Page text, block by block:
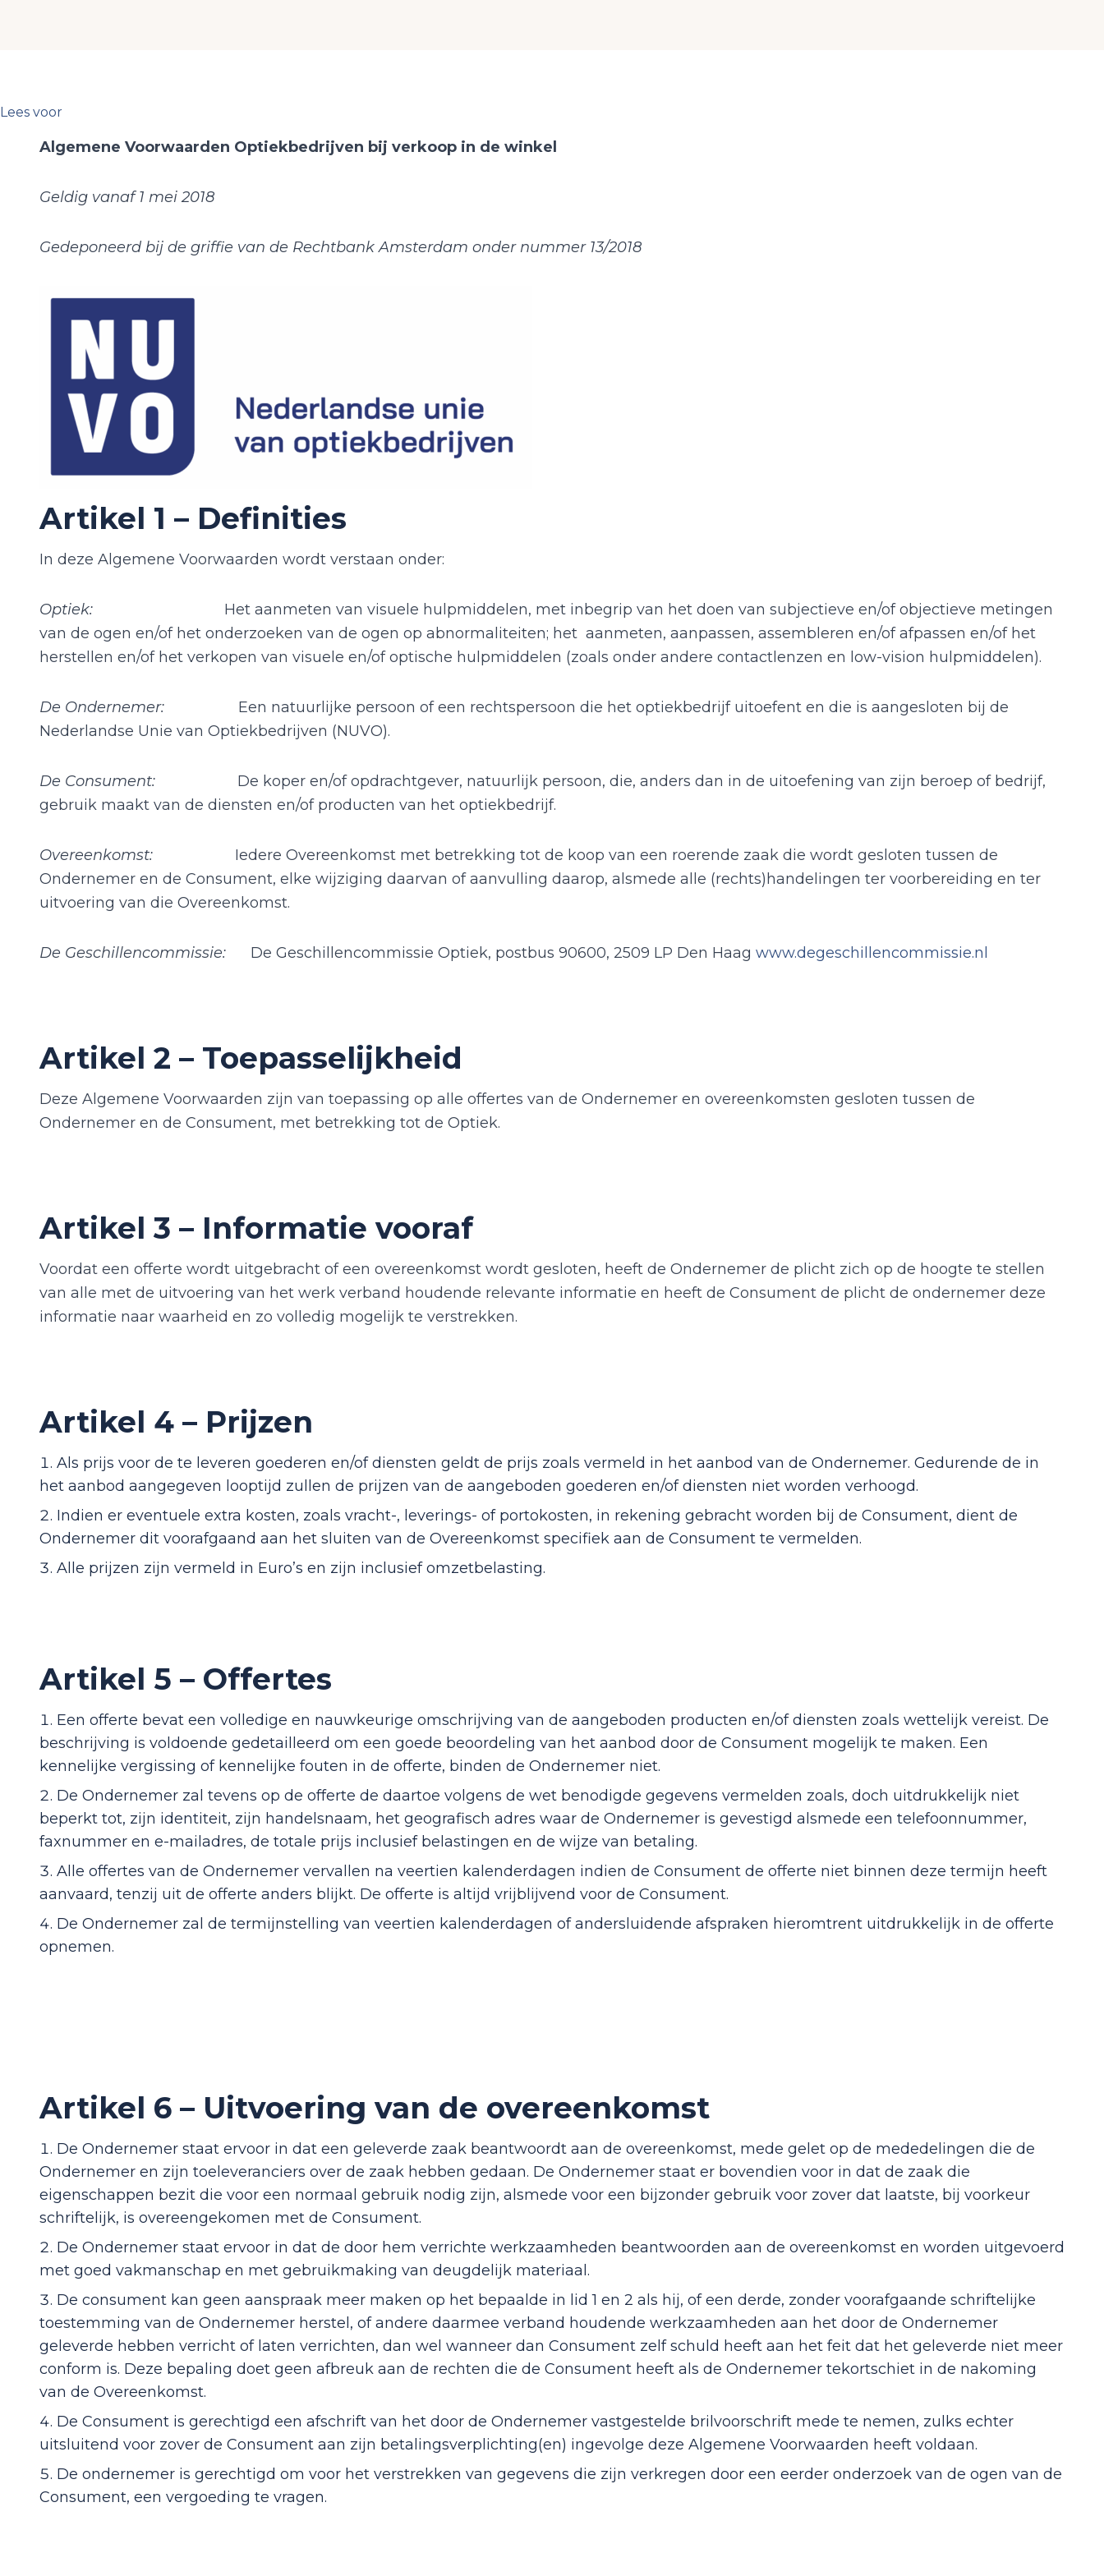
Lees voor
Algemene Voorwaarden Optiekbedrijven bij verkoop in de winkel
Geldig vanaf 1 mei 2018
Gedeponeerd bij de griffie van de Rechtbank Amsterdam onder nummer 13/2018
Artikel 1 – Definities
In deze Algemene Voorwaarden wordt verstaan onder:
Optiek: Het aanmeten van visuele hulpmiddelen, met inbegrip van het doen van subjectieve en/of objectieve metingen
van de ogen en/of het onderzoeken van de ogen op abnormaliteiten; het aanmeten, aanpassen, assembleren en/of afpassen en/of het
herstellen en/of het verkopen van visuele en/of optische hulpmiddelen (zoals onder andere contactlenzen en low-vision hulpmiddelen).
De Ondernemer: Een natuurlijke persoon of een rechtspersoon die het optiekbedrijf uitoefent en die is aangesloten bij de
Nederlandse Unie van Optiekbedrijven (NUVO).
De Consument: De koper en/of opdrachtgever, natuurlijk persoon, die, anders dan in de uitoefening van zijn beroep of bedrijf,
gebruik maakt van de diensten en/of producten van het optiekbedrijf.
Overeenkomst: Iedere Overeenkomst met betrekking tot de koop van een roerende zaak die wordt gesloten tussen de
Ondernemer en de Consument, elke wijziging daarvan of aanvulling daarop, alsmede alle (rechts)handelingen ter voorbereiding en ter
uitvoering van die Overeenkomst.
De Geschillencommissie: De Geschillencommissie Optiek, postbus 90600, 2509 LP Den Haag www.degeschillencommissie.nl
Artikel 2 – Toepasselijkheid
Deze Algemene Voorwaarden zijn van toepassing op alle offertes van de Ondernemer en overeenkomsten gesloten tussen de
Ondernemer en de Consument, met betrekking tot de Optiek.
Artikel 3 – Informatie vooraf
Voordat een offerte wordt uitgebracht of een overeenkomst wordt gesloten, heeft de Ondernemer de plicht zich op de hoogte te stellen
van alle met de uitvoering van het werk verband houdende relevante informatie en heeft de Consument de plicht de ondernemer deze
informatie naar waarheid en zo volledig mogelijk te verstrekken.
Artikel 4 – Prijzen
Als prijs voor de te leveren goederen en/of diensten geldt de prijs zoals vermeld in het aanbod van de Ondernemer. Gedurende de in
het aanbod aangegeven looptijd zullen de prijzen van de aangeboden goederen en/of diensten niet worden verhoogd.
Indien er eventuele extra kosten, zoals vracht-, leverings- of portokosten, in rekening gebracht worden bij de Consument, dient de
Ondernemer dit voorafgaand aan het sluiten van de Overeenkomst specifiek aan de Consument te vermelden.
Alle prijzen zijn vermeld in Euro’s en zijn inclusief omzetbelasting.
Artikel 5 – Offertes
Een offerte bevat een volledige en nauwkeurige omschrijving van de aangeboden producten en/of diensten zoals wettelijk vereist. De
beschrijving is voldoende gedetailleerd om een goede beoordeling van het aanbod door de Consument mogelijk te maken. Een
kennelijke vergissing of kennelijke fouten in de offerte, binden de Ondernemer niet.
De Ondernemer zal tevens op de offerte de daartoe volgens de wet benodigde gegevens vermelden zoals, doch uitdrukkelijk niet
beperkt tot, zijn identiteit, zijn handelsnaam, het geografisch adres waar de Ondernemer is gevestigd alsmede een telefoonnummer,
faxnummer en e-mailadres, de totale prijs inclusief belastingen en de wijze van betaling.
Alle offertes van de Ondernemer vervallen na veertien kalenderdagen indien de Consument de offerte niet binnen deze termijn heeft
aanvaard, tenzij uit de offerte anders blijkt. De offerte is altijd vrijblijvend voor de Consument.
De Ondernemer zal de termijnstelling van veertien kalenderdagen of andersluidende afspraken hieromtrent uitdrukkelijk in de offerte
opnemen.
Artikel 6 – Uitvoering van de overeenkomst
De Ondernemer staat ervoor in dat een geleverde zaak beantwoordt aan de overeenkomst, mede gelet op de mededelingen die de
Ondernemer en zijn toeleveranciers over de zaak hebben gedaan. De Ondernemer staat er bovendien voor in dat de zaak die
eigenschappen bezit die voor een normaal gebruik nodig zijn, alsmede voor een bijzonder gebruik voor zover dat laatste, bij voorkeur
schriftelijk, is overeengekomen met de Consument.
De Ondernemer staat ervoor in dat de door hem verrichte werkzaamheden beantwoorden aan de overeenkomst en worden uitgevoerd
met goed vakmanschap en met gebruikmaking van deugdelijk materiaal.
De consument kan geen aanspraak meer maken op het bepaalde in lid 1 en 2 als hij, of een derde, zonder voorafgaande schriftelijke
toestemming van de Ondernemer herstel, of andere daarmee verband houdende werkzaamheden aan het door de Ondernemer
geleverde hebben verricht of laten verrichten, dan wel wanneer dan Consument zelf schuld heeft aan het feit dat het geleverde niet meer
conform is. Deze bepaling doet geen afbreuk aan de rechten die de Consument heeft als de Ondernemer tekortschiet in de nakoming
van de Overeenkomst.
De Consument is gerechtigd een afschrift van het door de Ondernemer vastgestelde brilvoorschrift mede te nemen, zulks echter
uitsluitend voor zover de Consument aan zijn betalingsverplichting(en) ingevolge deze Algemene Voorwaarden heeft voldaan.
De ondernemer is gerechtigd om voor het verstrekken van gegevens die zijn verkregen door een eerder onderzoek van de ogen van de
Consument, een vergoeding te vragen.